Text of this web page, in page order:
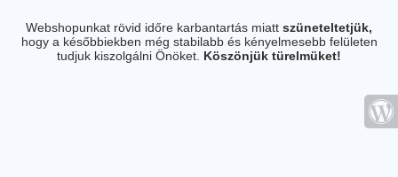
Webshopunkat rövid időre karbantartás miatt szüneteltetjük,
hogy a későbbiekben még stabilabb és kényelmesebb felületen
tudjuk kiszolgálni Önöket. Köszönjük türelmüket!